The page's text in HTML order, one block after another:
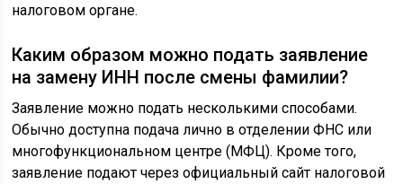
налоговом органе.
Каким образом можно подать заявление
на замену ИНН после смены фамилии?
Заявление можно подать несколькими способами.
Обычно доступна подача лично в отделении ФНС или
многофункциональном центре (МФЦ). Кроме того,
заявление подают через официальный сайт налоговой